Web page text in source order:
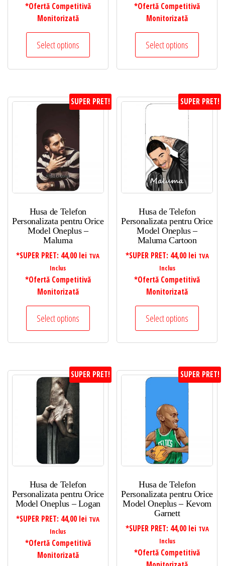
*Ofertă Competitivă
Monitorizată
Select options
*Ofertă Competitivă
Monitorizată
Select options
SUPER PRET!
Husa de Telefon
Personalizata pentru Orice
Model Oneplus –
Maluma
*SUPER PRET: 44,00 lei TVA
Inclus
*Ofertă Competitivă
Monitorizată
Select options
SUPER PRET!
Husa de Telefon
Personalizata pentru Orice
Model Oneplus –
Maluma Cartoon
*SUPER PRET: 44,00 lei TVA
Inclus
*Ofertă Competitivă
Monitorizată
Select options
SUPER PRET!
Husa de Telefon
Personalizata pentru Orice
Model Oneplus – Logan
*SUPER PRET: 44,00 lei TVA
Inclus
*Ofertă Competitivă
Monitorizată
SUPER PRET!
Husa de Telefon
Personalizata pentru Orice
Model Oneplus – Kevom
Garnett
*SUPER PRET: 44,00 lei TVA
Inclus
*Ofertă Competitivă